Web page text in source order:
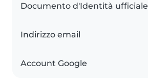
Documento d'Identità ufficiale
Indirizzo email
Account Google